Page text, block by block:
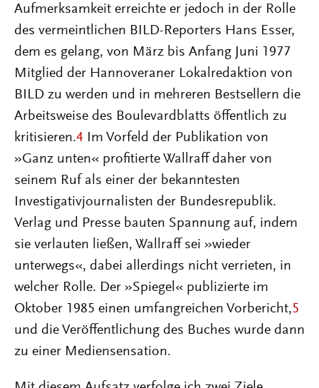
Aufmerksamkeit erreichte er jedoch in der Rolle
des vermeintlichen BILD-Reporters Hans Esser,
dem es gelang, von März bis Anfang Juni 1977
Mitglied der Hannoveraner Lokalredaktion von
BILD zu werden und in mehreren Bestsellern die
Arbeitsweise des Boulevardblatts öffentlich zu
kritisieren.4 Im Vorfeld der Publikation von
»Ganz unten« profitierte Wallraff daher von
seinem Ruf als einer der bekanntesten
Investigativjournalisten der Bundesrepublik.
Verlag und Presse bauten Spannung auf, indem
sie verlauten ließen, Wallraff sei »wieder
unterwegs«, dabei allerdings nicht verrieten, in
welcher Rolle. Der »Spiegel« publizierte im
Oktober 1985 einen umfangreichen Vor­bericht,5
und die Veröffentlichung des Buches wurde dann
zu einer Mediensensation.